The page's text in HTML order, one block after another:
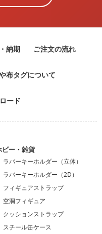
納期 ご注文の流れ
布タグについて
ード
ビー・雑貨
ラバーキーホルダー（立体）
ラバーキーホルダー（2D）
フィギュアストラップ
空洞フィギュア
クッションストラップ
スチール缶ケース